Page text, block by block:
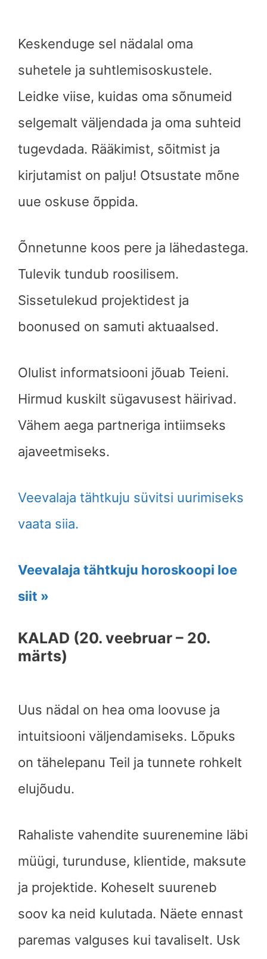
Keskenduge sel nädalal oma
suhetele ja suhtlemisoskustele.
Leidke viise, kuidas oma sõnumeid
selgemalt väljendada ja oma suhteid
tugevdada. Rääkimist, sõitmist ja
kirjutamist on palju! Otsustate mõne
uue oskuse õppida.
Õnnetunne koos pere ja lähedastega.
Tulevik tundub roosilisem.
Sissetulekud projektidest ja
boonused on samuti aktuaalsed.
Olulist informatsiooni jõuab Teieni.
Hirmud kuskilt sügavusest häirivad.
Vähem aega partneriga intiimseks
ajaveetmiseks.
Veevalaja tähtkuju süvitsi uurimiseks
vaata siia.
Veevalaja tähtkuju horoskoopi loe
siit »
KALAD (20. veebruar – 20.
märts)
Uus nädal on hea oma loovuse ja
intuitsiooni väljendamiseks. Lõpuks
on tähelepanu Teil ja tunnete rohkelt
elujõudu.
Rahaliste vahendite suurenemine läbi
müügi, turunduse, klientide, maksute
ja projektide. Koheselt suureneb
soov ka neid kulutada. Näete ennast
paremas valguses kui tavaliselt. Usk